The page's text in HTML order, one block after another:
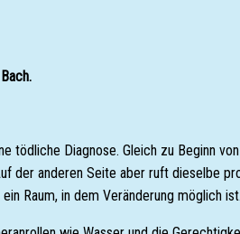
tödliche Diagnose. Gleich zu Beginn
der anderen Seite aber ruft dieselbe
Raum, in dem Veränderung möglich ist.